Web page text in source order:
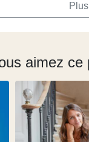
aimez ce